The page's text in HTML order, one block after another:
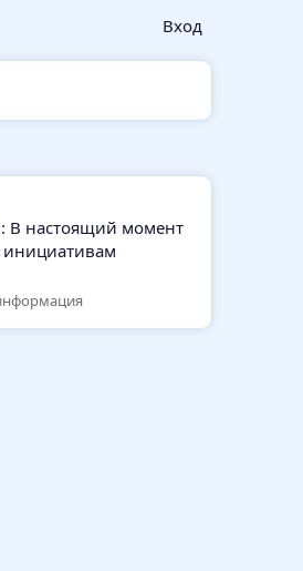
Вход
В настоящий момент
инициативам